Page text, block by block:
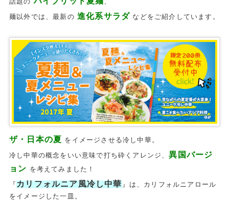
麺以外では、最新の 進化系サラダ などをご紹介しています。
ザ・日本の夏 をイメージさせる冷し中華。
冷し中華の概念をいい意味で打ち砕くアレンジ、異国バージ
ョン を考えてみました！
『 カリフォルニア風冷し中華 』は、カリフォルニアロール
をイメージした一皿。